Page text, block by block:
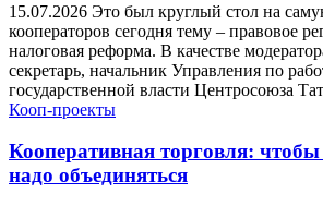
15.07.2026 Это был круглый стол на
кооператоров сегодня тему – правовое
налоговая реформа. В качестве
секретарь, начальник Управления по
государственной власти Центросоюза
Кооп-проекты
Кооперативная торговля: чтобы
надо объединяться